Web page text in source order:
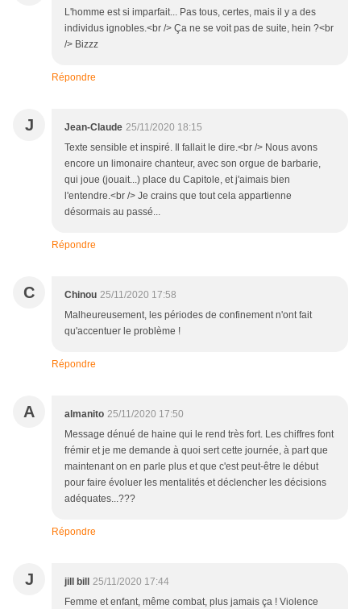
L'homme est si imparfait... Pas tous, certes, mais il y a des
individus ignobles.<br /> Ça ne se voit pas de suite, hein ?<br
/> Bizzz
Répondre
J Jean-Claude 25/11/2020 18:15
Texte sensible et inspiré. Il fallait le dire.<br /> Nous avons
encore un limonaire chanteur, avec son orgue de barbarie,
qui joue (jouait...) place du Capitole, et j'aimais bien
l'entendre.<br /> Je crains que tout cela appartienne
désormais au passé...
Répondre
C Chinou 25/11/2020 17:58
Malheureusement, les périodes de confinement n'ont fait
qu'accentuer le problème !
Répondre
A almanito 25/11/2020 17:50
Message dénué de haine qui le rend très fort. Les chiffres font
frémir et je me demande à quoi sert cette journée, à part que
maintenant on en parle plus et que c'est peut-être le début
pour faire évoluer les mentalités et déclencher les décisions
adéquates...???
Répondre
J jill bill
25/11/2020 17:44
Femme et enfant, même combat, plus jamais ça ! Violence